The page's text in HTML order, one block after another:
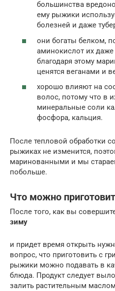
большинства
ему рыжики
болезней и даже
они богаты белком,
аминокислот их
благодаря этому
ценятся веганами и
хорошо влияют на
волос, потому что в
минеральные соли
фосфора, кальция.
После тепловой обработки
рыжиках не изменится,
маринованными и мы
побольше.
Что можно
После того, как вы
зиму
и придет время открыть
вопрос, что приготовить с
рыжики можно подавать в
блюда. Продукт следует
залить растительным